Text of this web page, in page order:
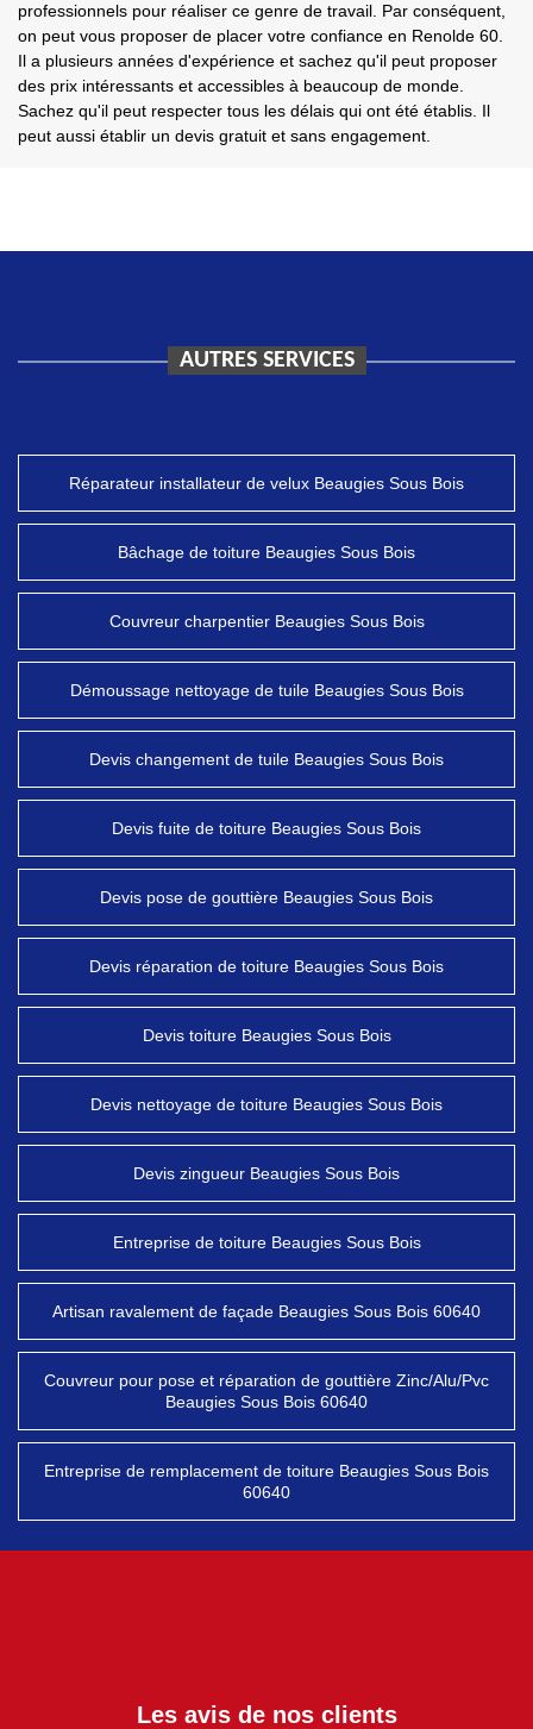
professionnels pour réaliser ce genre de travail. Par conséquent,
on peut vous proposer de placer votre confiance en Renolde 60.
Il a plusieurs années d'expérience et sachez qu'il peut proposer
des prix intéressants et accessibles à beaucoup de monde.
Sachez qu'il peut respecter tous les délais qui ont été établis. Il
peut aussi établir un devis gratuit et sans engagement.
AUTRES SERVICES
Réparateur installateur de velux Beaugies Sous Bois
Bâchage de toiture Beaugies Sous Bois
Couvreur charpentier Beaugies Sous Bois
Démoussage nettoyage de tuile Beaugies Sous Bois
Devis changement de tuile Beaugies Sous Bois
Devis fuite de toiture Beaugies Sous Bois
Devis pose de gouttière Beaugies Sous Bois
Devis réparation de toiture Beaugies Sous Bois
Devis toiture Beaugies Sous Bois
Devis nettoyage de toiture Beaugies Sous Bois
Devis zingueur Beaugies Sous Bois
Entreprise de toiture Beaugies Sous Bois
Artisan ravalement de façade Beaugies Sous Bois 60640
Couvreur pour pose et réparation de gouttière Zinc/Alu/Pvc
Beaugies Sous Bois 60640
Entreprise de remplacement de toiture Beaugies Sous Bois
60640
Les avis de nos clients